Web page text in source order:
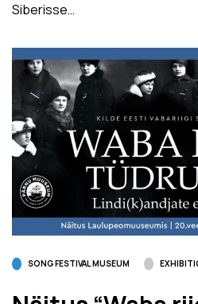
Siberisse…
SONG FESTIVAL MUSEUM